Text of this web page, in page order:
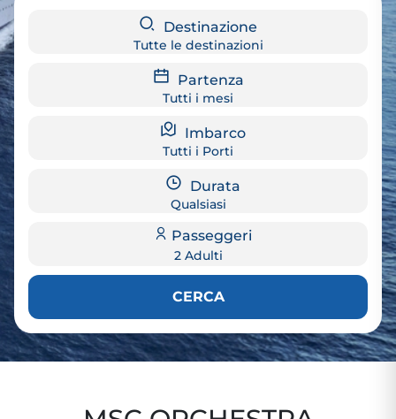
Destinazione
Tutte le destinazioni
Partenza
Tutti i mesi
Imbarco
Tutti i Porti
Durata
Qualsiasi
Passeggeri
2 Adulti
CERCA